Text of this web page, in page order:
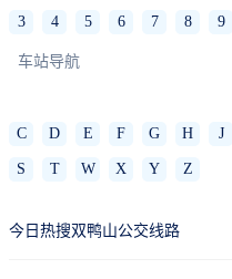
3 4 5 6 7 8 9
车站导航
C D E F G H J
S T W X Y Z
今日热搜双鸭山公交线路